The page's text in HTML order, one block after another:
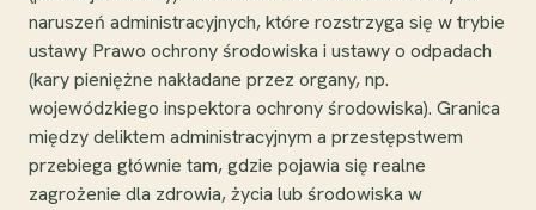
naruszeń administracyjnych, które rozstrzyga się w trybie
ustawy Prawo ochrony środowiska i ustawy o odpadach
(kary pieniężne nakładane przez organy, np.
wojewódzkiego inspektora ochrony środowiska). Granica
między deliktem administracyjnym a przestępstwem
przebiega głównie tam, gdzie pojawia się realne
zagrożenie dla zdrowia, życia lub środowiska w